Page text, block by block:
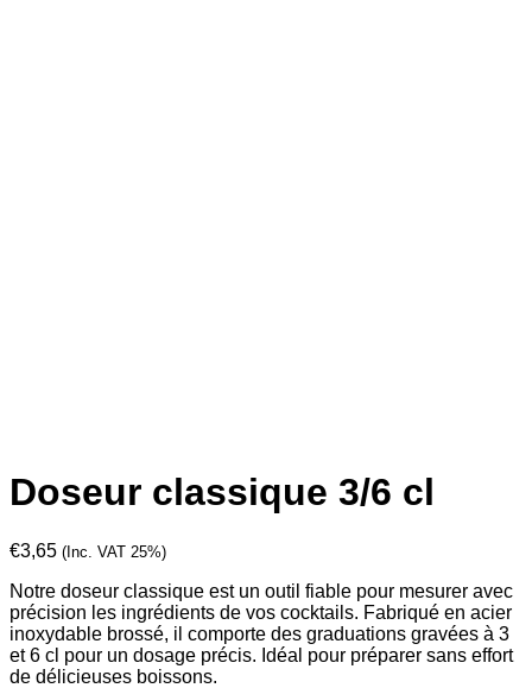
Doseur classique 3/6 cl
€3,65 (Inc. VAT 25%)
Notre doseur classique est un outil fiable pour mesurer avec
précision les ingrédients de vos cocktails. Fabriqué en acier
inoxydable brossé, il comporte des graduations gravées à 3
et 6 cl pour un dosage précis. Idéal pour préparer sans effort
de délicieuses boissons.